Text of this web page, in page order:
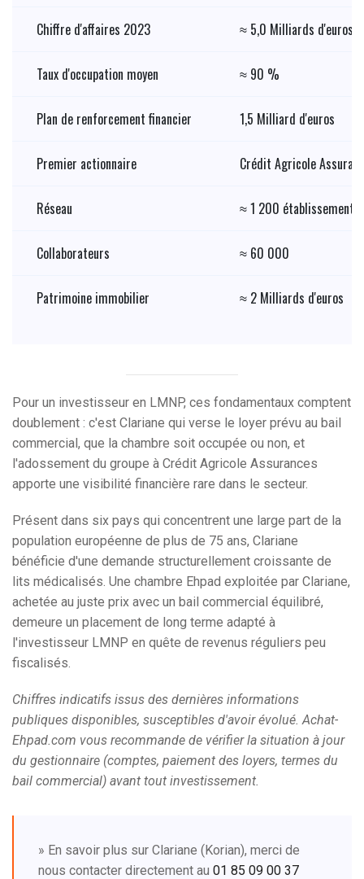
Chiffre d'affaires 2023 ≈ 5,0 Milliards d'euros
Taux d'occupation moyen ≈ 90 %
Plan de renforcement financier 1,5 Milliard d'euros
Premier actionnaire Crédit Agricole
Réseau ≈ 1 200
Collaborateurs ≈ 60 000
Patrimoine immobilier ≈ 2 Milliards d'euros
Pour un investisseur en LMNP, ces fondamentaux comptent
doublement : c'est Clariane qui verse le loyer prévu au bail
commercial, que la chambre soit occupée ou non, et
l'adossement du groupe à Crédit Agricole Assurances
apporte une visibilité financière rare dans le secteur.
Présent dans six pays qui concentrent une large part de la
population européenne de plus de 75 ans, Clariane
bénéficie d'une demande structurellement croissante de
lits médicalisés. Une chambre Ehpad exploitée par Clariane,
achetée au juste prix avec un bail commercial équilibré,
demeure un placement de long terme adapté à
l'investisseur LMNP en quête de revenus réguliers peu
fiscalisés.
Chiffres indicatifs issus des dernières informations
publiques disponibles, susceptibles d'avoir évolué. Achat-
Ehpad.com vous recommande de vérifier la situation à jour
du gestionnaire (comptes, paiement des loyers, termes du
bail commercial) avant tout investissement.
» En savoir plus sur Clariane (Korian), merci de
nous contacter directement au 01 85 09 00 37